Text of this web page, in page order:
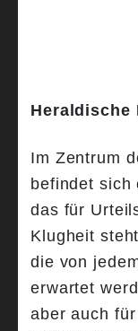
Heraldische
Im Zentrum
befindet sich
das für
Klugheit
die von
erwartet
aber auch